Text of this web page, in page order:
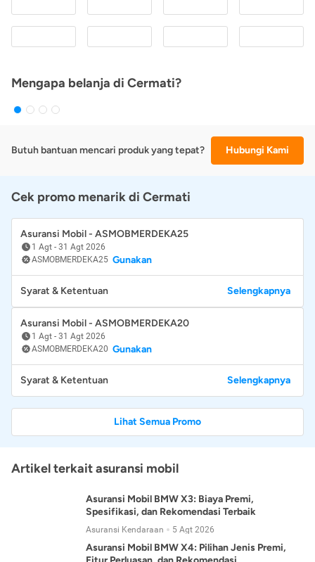
Mengapa belanja di Cermati?
Butuh bantuan mencari produk yang tepat? Hubungi Kami
Cek promo menarik di Cermati
Asuransi Mobil - ASMOBMERDEKA25
1 Agt - 31 Agt 2026
ASMOBMERDEKA25 Gunakan
Syarat & Ketentuan Selengkapnya
Asuransi Mobil - ASMOBMERDEKA20
1 Agt - 31 Agt 2026
ASMOBMERDEKA20 Gunakan
Syarat & Ketentuan Selengkapnya
Lihat Semua Promo
Artikel terkait asuransi mobil
Asuransi Mobil BMW X3: Biaya Premi,
Spesifikasi, dan Rekomendasi Terbaik
Asuransi Kendaraan 5 Agt 2026
Asuransi Mobil BMW X4: Pilihan Jenis Premi,